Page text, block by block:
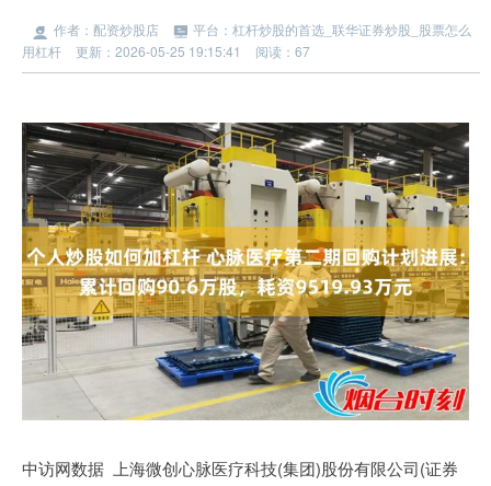
作者：配资炒股店
平台：杠杆炒股的首选_联华证券炒股_股票怎么
用杠杆
更新：2026-05-25 19:15:41 阅读：67
中访网数据 上海微创心脉医疗科技(集团)股份有限公司(证券